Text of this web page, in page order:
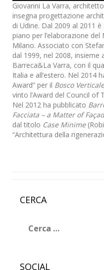
Giovanni La Varra,
insegna progettazione
di Udine. Dal 2009 al 2011
piano per l’elaborazione del
Milano. Associato con
dal 1999, nel 2008,
Barreca&La Varra, con il
Italia e all’estero. Nel 2014
Award” per il Bosco Verticale
vinto l’Award del Council of
Nel 2012 ha pubblicato
Facciata – a Matter of
dal titolo Case Minime
“Architettura della
CERCA
per:
SOCIAL